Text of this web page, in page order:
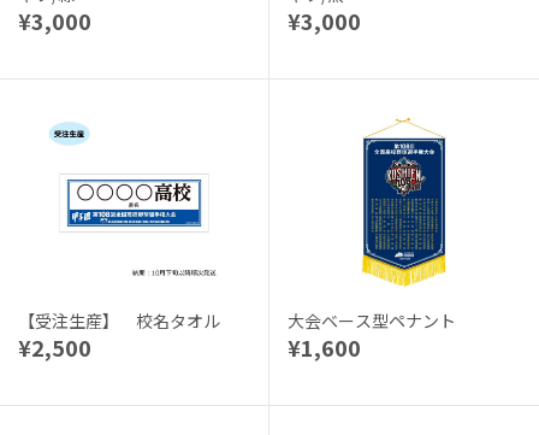
¥3,000 ¥3,000
【受注生産】 校名タオル
¥2,500
大会ベース型ペナント
¥1,600